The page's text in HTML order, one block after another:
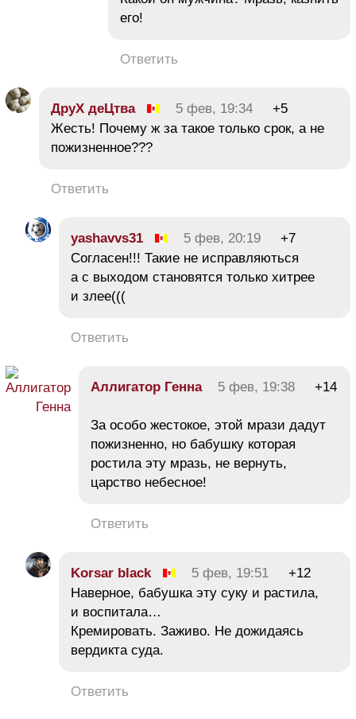
его!
Ответить
ДруХ деЦтва 5 фев, 19:34
+5
Жесть! Почему ж за такое только срок, а не
пожизненное???
Ответить
yashavvs31 5 фев, 20:19
+7
Согласен!!! Такие не исправляються
а с выходом становятся только хитрее
и злее(((
Ответить
Аллигатор Генна 5 фев, 19:38 +14
За особо жестокое, этой мрази дадут
пожизненно, но бабушку которая
ростила эту мразь, не вернуть,
царство небесное!
Ответить
Korsar black 5 фев, 19:51
+12
Наверное, бабушка эту суку и растила,
и воспитала…
Кремировать. Заживо. Не дожидаясь
вердикта суда.
Ответить